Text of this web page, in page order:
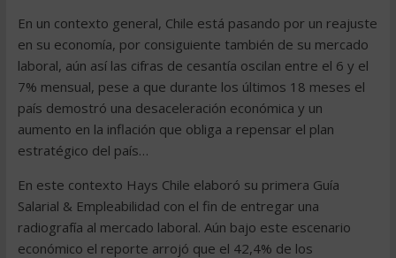
En un contexto general, Chile está pasando por un reajuste
en su economía, por consiguiente también de su mercado
laboral, aún así las cifras de cesantía oscilan entre el 6 y el
7% mensual, pese a que durante los últimos 18 meses el
país demostró una desaceleración económica y un
aumento en la inflación que obliga a repensar el plan
estratégico del país…
En este contexto Hays Chile elaboró su primera Guía
Salarial & Empleabilidad con el fin de entregar una
radiografía al mercado laboral. Aún bajo este escenario
económico el reporte arrojó que el 42,4% de los